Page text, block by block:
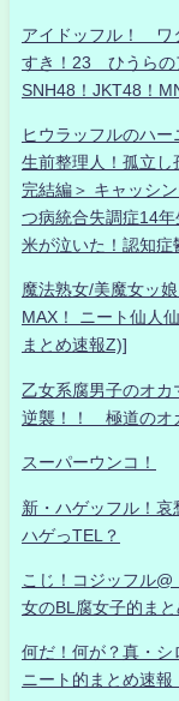
アイドッフル！ ワ
すき！23 ひうらの
SNH48！JKT48！
ヒウラッフルのハ
生前整理人！孤立し
完結編＞ キャッシ
つ病統合失調症14
米が泣いた！認知症
魔法熟女/美魔女ッ
MAX！ ニート仙人
まとめ速報Z)]
乙女系腐男子のオ
逆襲！！ 極道のオ
スーパーウンコ！
新・ハゲッフル！哀
ハゲっTEL？
こじ！コジッフル
女のBL腐女子的ま
何だ！何が？真・
ニート的まとめ速報